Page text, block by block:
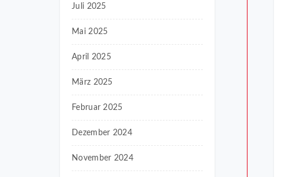
Juli 2025
Mai 2025
April 2025
März 2025
Februar 2025
Dezember 2024
November 2024